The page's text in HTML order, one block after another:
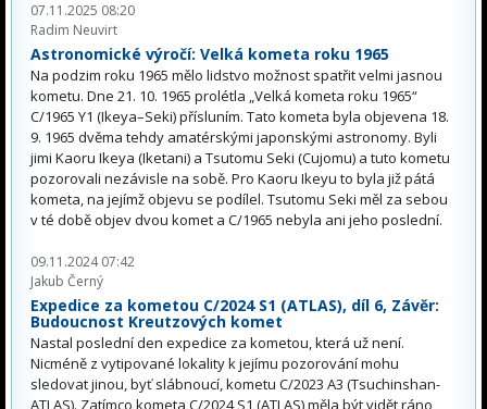
07.11.2025 08:20
Radim Neuvirt
Astronomické výročí: Velká kometa roku 1965
Na podzim roku 1965 mělo lidstvo možnost spatřit velmi jasnou
kometu. Dne 21. 10. 1965 prolétla „Velká kometa roku 1965“
C/1965 Y1 (Ikeya–Seki) přísluním. Tato kometa byla objevena 18.
9. 1965 dvěma tehdy amatérskými japonskými astronomy. Byli
jimi Kaoru Ikeya (Iketani) a Tsutomu Seki (Cujomu) a tuto kometu
pozorovali nezávisle na sobě. Pro Kaoru Ikeyu to byla již pátá
kometa, na jejímž objevu se podílel. Tsutomu Seki měl za sebou
v té době objev dvou komet a C/1965 nebyla ani jeho poslední.
09.11.2024 07:42
Jakub Černý
Expedice za kometou C/2024 S1 (ATLAS), díl 6, Závěr:
Budoucnost Kreutzových komet
Nastal poslední den expedice za kometou, která už není.
Nicméně z vytipované lokality k jejímu pozorování mohu
sledovat jinou, byť slábnoucí, kometu C/2023 A3 (Tsuchinshan-
ATLAS). Zatímco kometa C/2024 S1 (ATLAS) měla být vidět ráno